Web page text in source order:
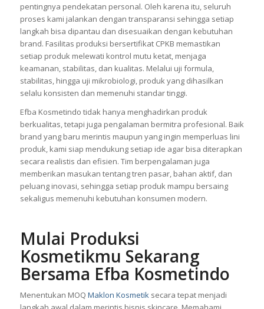
pentingnya pendekatan personal. Oleh karena itu, seluruh
proses kami jalankan dengan transparansi sehingga setiap
langkah bisa dipantau dan disesuaikan dengan kebutuhan
brand. Fasilitas produksi bersertifikat CPKB memastikan
setiap produk melewati kontrol mutu ketat, menjaga
keamanan, stabilitas, dan kualitas. Melalui uji formula,
stabilitas, hingga uji mikrobiologi, produk yang dihasilkan
selalu konsisten dan memenuhi standar tinggi.
Efba Kosmetindo tidak hanya menghadirkan produk
berkualitas, tetapi juga pengalaman bermitra profesional. Baik
brand yang baru merintis maupun yang ingin memperluas lini
produk, kami siap mendukung setiap ide agar bisa diterapkan
secara realistis dan efisien. Tim berpengalaman juga
memberikan masukan tentang tren pasar, bahan aktif, dan
peluang inovasi, sehingga setiap produk mampu bersaing
sekaligus memenuhi kebutuhan konsumen modern.
Mulai Produksi
Kosmetikmu Sekarang
Bersama Efba Kosmetindo
Menentukan MOQ Maklon Kosmetik secara tepat menjadi